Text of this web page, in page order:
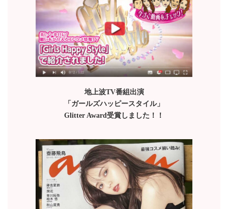
地上波TV番組出演
「ガールズハッピースタイル」
Glitter Award受賞しました！！